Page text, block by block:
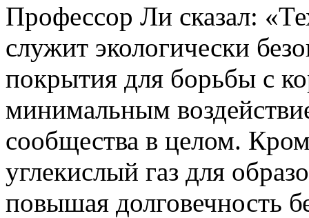
Профессор Ли сказал:
служит экологически
покрытия для борьбы с
минимальным
сообщества в целом.
углекислый газ для
повышая долговечность